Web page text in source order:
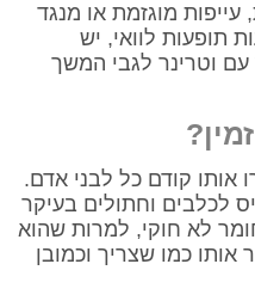
עייפות מוגזמת או מנגד
תופעות לוואי, יש
וטרינר לגבי המשך
אותו קודם כל לבני אדם.
לכלבים וחתולים בעיקר
לא חוקי, למרות שהוא
אותו כמו שצריך וכמובן